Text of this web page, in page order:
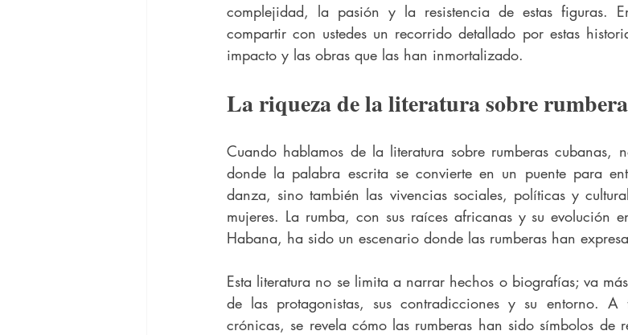
complejidad, la pasión y la resistencia de estas figuras.
compartir con ustedes un recorrido detallado por estas
impacto y las obras que las han inmortalizado.
La riqueza de la literatura sobre
Cuando hablamos de la literatura sobre rumberas cubanas,
donde la palabra escrita se convierte en un puente para
danza, sino también las vivencias sociales, políticas y
mujeres. La rumba, con sus raíces africanas y su evolución
Habana, ha sido un escenario donde las rumberas han
Esta literatura no se limita a narrar hechos o biografías; va
de las protagonistas, sus contradicciones y su entorno. A
crónicas, se revela cómo las rumberas han sido símbolos de